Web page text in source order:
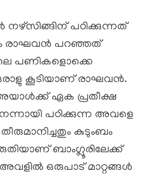
നഴ്സിങ്ങിന് പഠിക്കുന്നത്
രാഘവൻ പറഞ്ഞത്
പണികളൊക്കെ
കൂടിയാണ് രാഘവൻ.
അയാൾക്ക് ഏക പ്രതീക്ഷ
പഠിക്കുന്ന അവളെ
കുടുംബം
ബാംഗ്ലൂരിലേക്ക്
ഒരുപാട് മാറ്റങ്ങൾ